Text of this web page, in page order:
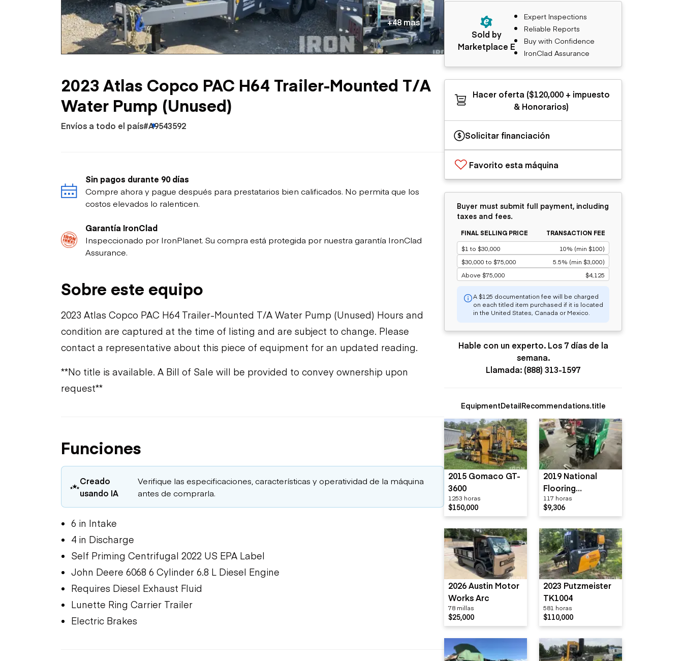
Petróleo y gas
Excavadoras
Motoniveladoras
Minicargadoras
Omitir cargadores
Raspadores
Trailers
Remolques volcados
Remolques de
plataforma
Remolques de troncos
+48 mas
2023 Atlas Copco PAC H64 Trailer-Mounted T/A
Water Pump (Unused)
Envíos a todo el país#A9543592
Sin pagos durante 90 días
Compre ahora y pague después para prestatarios bien calificados. No permita que los
costos elevados lo ralenticen.
Garantía IronClad
Inspeccionado por IronPlanet. Su compra está protegida por nuestra garantía IronClad
Assurance.
Sobre este equipo
2023 Atlas Copco PAC H64 Trailer-Mounted T/A Water Pump (Unused) Hours and
condition are captured at the time of listing and are subject to change. Please
contact a representative about this piece of equipment for an updated reading.
**No title is available. A Bill of Sale will be provided to convey ownership upon
request**
Funciones
Creado
usando IA
Verifique las especificaciones, características y operatividad de la máquina
antes de comprarla.
6 in Intake
4 in Discharge
Self Priming Centrifugal 2022 US EPA Label
John Deere 6068 6 Cylinder 6.8 L Diesel Engine
Requires Diesel Exhaust Fluid
Lunette Ring Carrier Trailer
Electric Brakes
Sold by
Marketplace E
Expert Inspections
Reliable Reports
Buy with Confidence
IronClad Assurance
Hacer oferta ($120,000 + impuesto
& Honorarios)
Solicitar financiación
Favorito esta máquina
Buyer must submit full payment, including
taxes and fees.
FINAL SELLING PRICE
TRANSACTION FEE
$1 to $30,000
10% (min $100)
$30,000 to $75,000
5.5% (min $3,000)
Above $75,000
$4,125
A $125 documentation fee will be charged
on each titled item purchased if it is located
in the United States, Canada or Mexico.
Hable con un experto. Los 7 días de la
semana.
Llamada: (888) 313-1597
EquipmentDetailRecommendations.title
2015 Gomaco GT-
3600
1253 horas
$150,000
2019 National
Flooring
Equipment 5700
117 horas
$9,306
2026 Austin Motor
Works Arc
78 millas
$25,000
2023 Putzmeister
TK1004
581 horas
$110,000